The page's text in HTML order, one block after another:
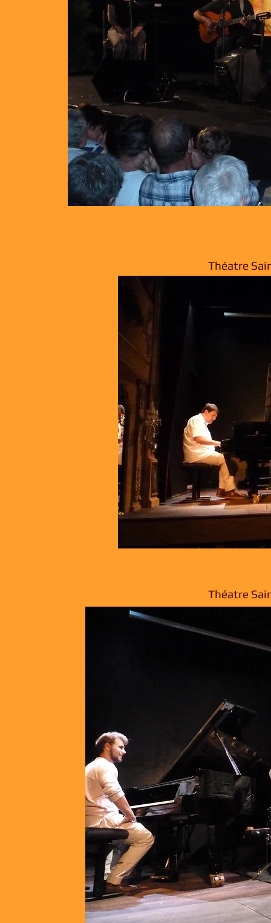
Théatre
Théatre